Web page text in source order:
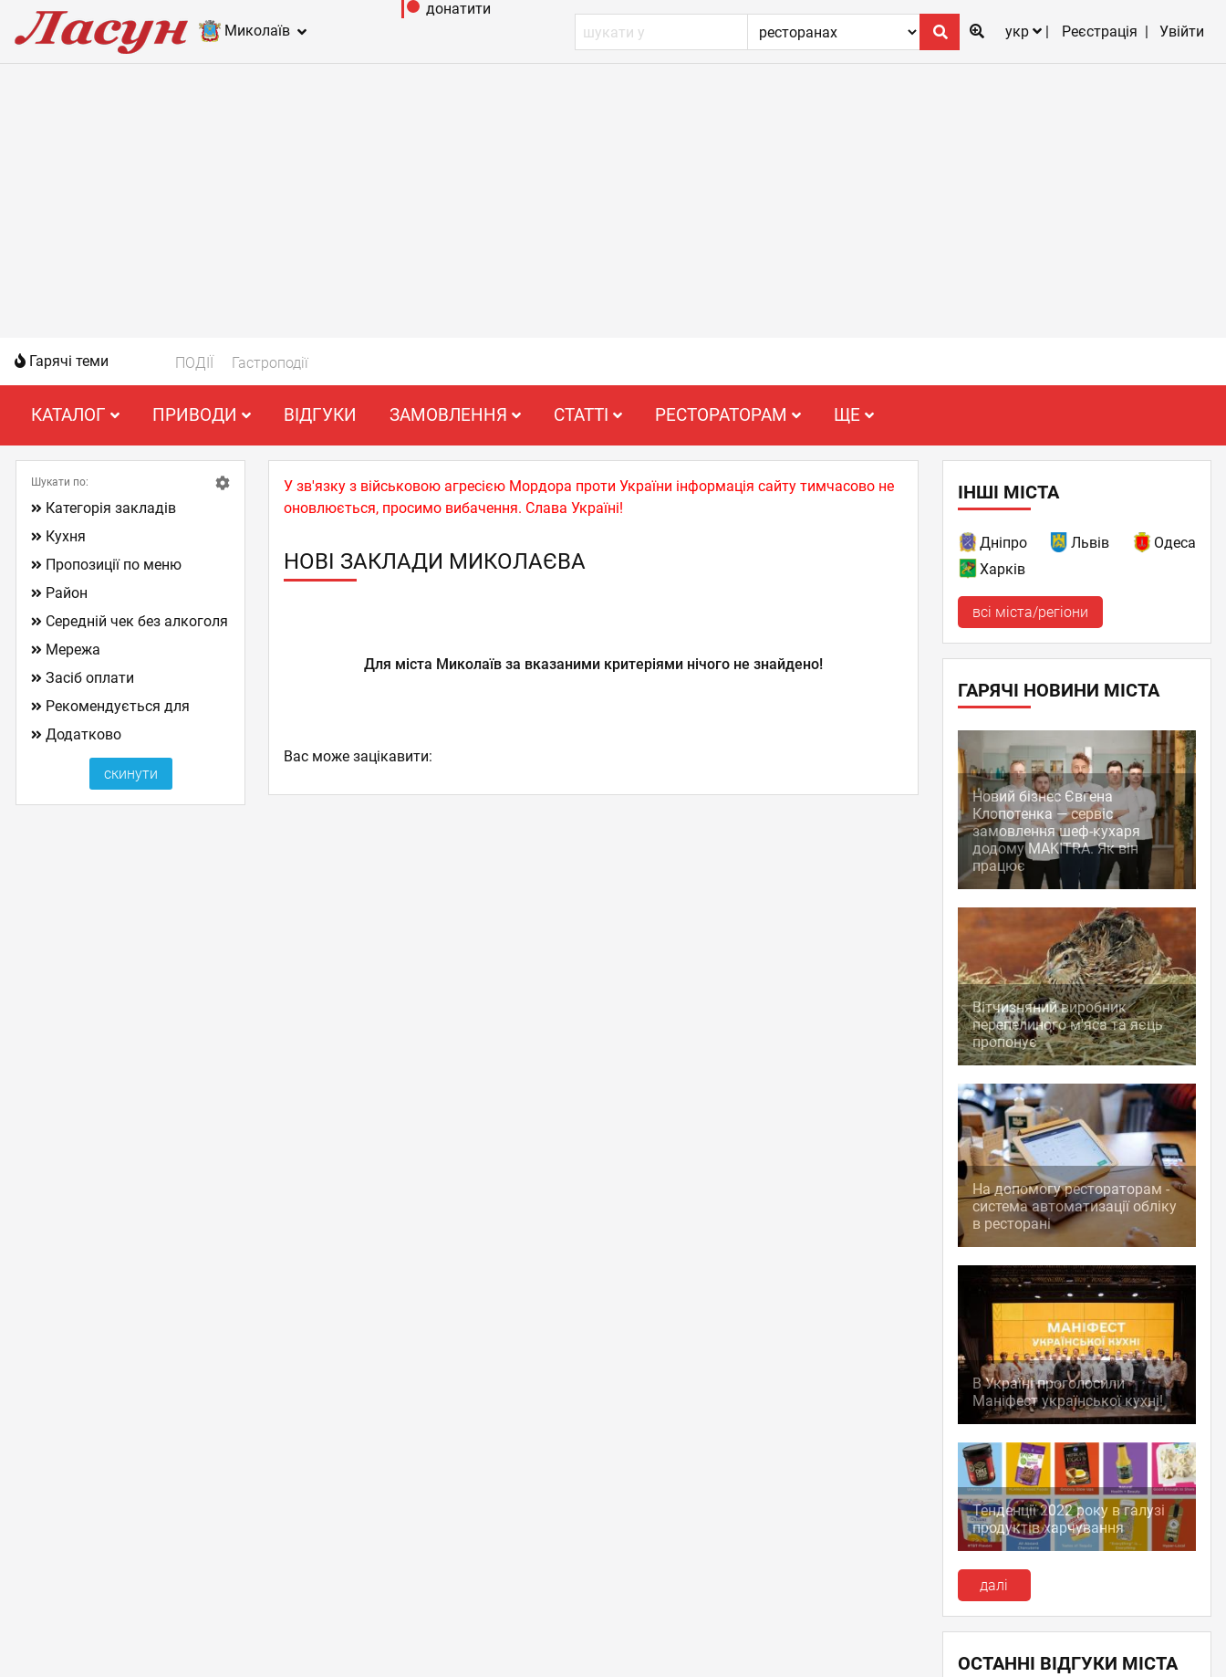
Миколаїв
донатити
укр
Реєстрація Увійти
Гарячі теми ПОДІЇ Гастроподії
КАТАЛОГ ПРИВОДИ ВІДГУКИ ЗАМОВЛЕННЯ СТАТТІ РЕСТОРАТОРАМ ЩЕ
У зв'язку з військовою агресією Мордора проти України інформація сайту тимчасово не
оновлюється, просимо вибачення. Слава Україні!
НОВІ ЗАКЛАДИ МИКОЛАЄВА
Для міста Миколаїв за вказаними критеріями нічого не знайдено!
Шукати по:
Категорія закладів
Кухня
Пропозиції по меню
Район
Середній чек без алкоголя
Мережа
Засіб оплати
Рекомендується для
Додатково
Вас може зацікавити:
ІНШІ МІСТА
Дніпро Львів
Одеса
Харків
всі міста/регіони
ГАРЯЧІ НОВИНИ МІСТА
Новий бізнес Євгена
Клопотенка — сервіс
замовлення шеф-кухаря
додому MAKITRA. Як він
працює
Вітчизняний виробник
перепелиного м'яса та яєць
пропонує
На допомогу рестораторам -
система автоматизації обліку
в ресторані
В Україні проголосили
Маніфест української кухні!
Тенденції 2022 року в галузі
продуктів харчування
далі
ОСТАННІ ВІДГУКИ МІСТА